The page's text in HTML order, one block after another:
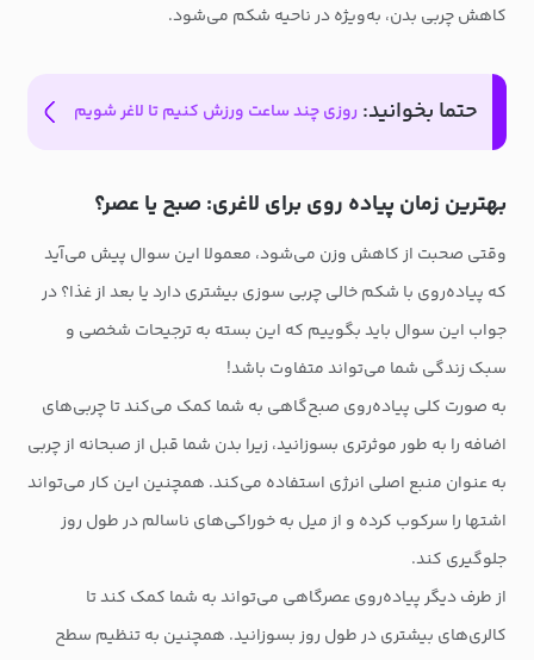
کاهش چربی بدن، به‌ویژه در ناحیه شکم می‌شود.
حتما بخوانید: روزی چند ساعت ورزش کنیم تا لاغر شویم
بهترین زمان پیاده روی برای لاغری: صبح یا عصر؟
وقتی صحبت از کاهش وزن می‌شود، معمولا این سوال پیش می‌آید
که پیاده‌روی با شکم خالی چربی سوزی بیشتری دارد یا بعد از غذا؟ در
جواب این سوال باید بگوییم که این بسته به ترجیحات شخصی و
سبک زندگی شما می‌تواند متفاوت باشد!
به صورت کلی پیاده‌روی صبح‌گاهی به شما کمک می‌کند تا چربی‌های
اضافه را به طور موثرتری بسوزانید، زیرا بدن شما قبل از صبحانه از چربی
به عنوان منبع اصلی انرژی استفاده می‌کند. همچنین این کار می‌تواند
اشتها را سرکوب کرده و از میل به خوراکی‌های ناسالم در طول روز
جلوگیری کند.
از طرف دیگر پیاده‌روی عصرگاهی می‌تواند به شما کمک کند تا
کالری‌های بیشتری در طول روز بسوزانید. همچنین به تنظیم سطح